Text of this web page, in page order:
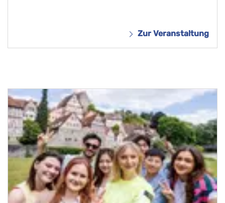
Zur Veranstaltung